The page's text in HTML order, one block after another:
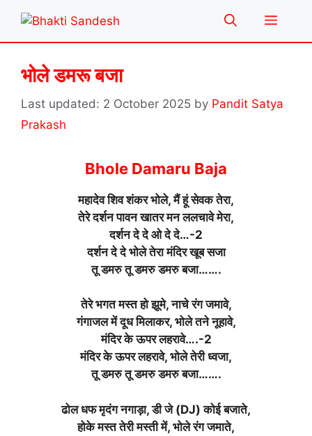
content
Menu
भोले डमरू बजा
2 October 2025 by Pandit Satya
Prakash
Bhole Damaru Baja
महादेव शिव शंकर भोले, मैं हूं सेवक तेरा,
तेरे दर्शन पावन खातर मन ललचावे मेरा,
दर्शन दे दे ओ दे दे…-2
दर्शन दे दे भोले तेरा मंदिर खूब सजा
तू डमरु तू डमरु डमरु बजा…….
तेरे भगत मस्त हो झूमे, नाचे रंग जमावे,
गंगाजल में दूध मिलाकर, भोले तने नूहावे,
मंदिर के ऊपर लहरावे….-2
मंदिर के ऊपर लहरावे, भोले तेरी ध्वजा,
तू डमरु तू डमरु डमरु बजा…….
ढोल धफ मृदंग नगाड़ा, डी जे (DJ) कोई बजाते,
होके मस्त तेरी मस्ती में, भोले रंग जमाते,